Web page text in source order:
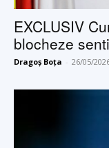
EXCLUSIV
blocheze
Dragoș Boța - 26/05/